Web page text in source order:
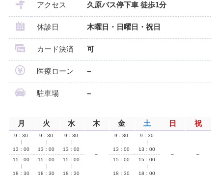
アクセス 久原バス停下車 徒歩1分
休診日 木曜日・日曜日・祝日
カード決済 可
医療ローン –
駐車場 –
月 火 水 木 金 土 日 祝
9：30
13：00
9：30
13：00
9：30
13：00
–
9：30
13：00
9：30
13：00
–
–
15：00
18：30
15：00
18：30
15：00
18：30
15：00
18：30
15：00
18：00